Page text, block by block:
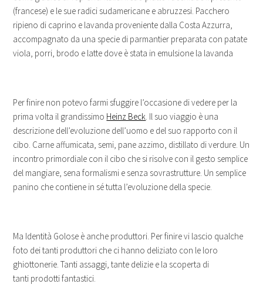
(francese) e le sue radici sudamericane e abruzzesi. Pacchero
ripieno di caprino e lavanda proveniente dalla Costa Azzurra,
accompagnato da una specie di parmantier preparata con patate
viola, porri, brodo e latte dove è stata in emulsione la lavanda
Per finire non potevo farmi sfuggire l’occasione di vedere per la
prima volta il grandissimo Heinz Beck. Il suo viaggio è una
descrizione dell’evoluzione dell’uomo e del suo rapporto con il
cibo. Carne affumicata, semi, pane azzimo, distillato di verdure. Un
incontro primordiale con il cibo che si risolve con il gesto semplice
del mangiare, sena formalismi e senza sovrastrutture. Un semplice
panino che contiene in sé tutta l’evoluzione della specie.
Ma Identità Golose è anche produttori. Per finire vi lascio qualche
foto dei tanti produttori che ci hanno deliziato con le loro
ghiottonerie. Tanti assaggi, tante delizie e la scoperta di
tanti prodotti fantastici.